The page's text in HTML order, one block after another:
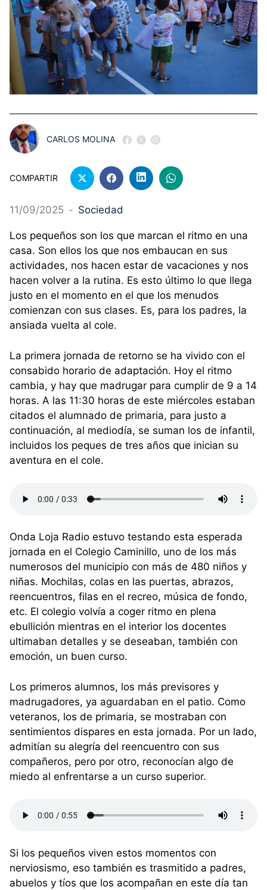
CARLOS MOLINA
COMPARTIR
11/09/2025 - Sociedad
Los pequeños son los que marcan el ritmo en una
casa. Son ellos los que nos embaucan en sus
actividades, nos hacen estar de vacaciones y nos
hacen volver a la rutina. Es esto último lo que llega
justo en el momento en el que los menudos
comienzan con sus clases. Es, para los padres, la
ansiada vuelta al cole.
La primera jornada de retorno se ha vivido con el
consabido horario de adaptación. Hoy el ritmo
cambia, y hay que madrugar para cumplir de 9 a 14
horas. A las 11:30 horas de este miércoles estaban
citados el alumnado de primaria, para justo a
continuación, al mediodía, se suman los de infantil,
incluidos los peques de tres años que inician su
aventura en el cole.
Onda Loja Radio estuvo testando esta esperada
jornada en el Colegio Caminillo, uno de los más
numerosos del municipio con más de 480 niños y
niñas. Mochilas, colas en las puertas, abrazos,
reencuentros, filas en el recreo, música de fondo,
etc. El colegio volvía a coger ritmo en plena
ebullición mientras en el interior los docentes
ultimaban detalles y se deseaban, también con
emoción, un buen curso.
Los primeros alumnos, los más previsores y
madrugadores, ya aguardaban en el patio. Como
veteranos, los de primaria, se mostraban con
sentimientos dispares en esta jornada. Por un lado,
admitían su alegría del reencuentro con sus
compañeros, pero por otro, reconocían algo de
miedo al enfrentarse a un curso superior.
Si los pequeños viven estos momentos con
nerviosismo, eso también es trasmitido a padres,
abuelos y tíos que los acompañan en este día tan